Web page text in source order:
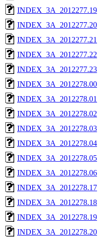
INDEX_3A_2012277.19
INDEX_3A_2012277.20
INDEX_3A_2012277.21
INDEX_3A_2012277.22
INDEX_3A_2012277.23
INDEX_3A_2012278.00
INDEX_3A_2012278.01
INDEX_3A_2012278.02
INDEX_3A_2012278.03
INDEX_3A_2012278.04
INDEX_3A_2012278.05
INDEX_3A_2012278.06
INDEX_3A_2012278.17
INDEX_3A_2012278.18
INDEX_3A_2012278.19
INDEX_3A_2012278.20